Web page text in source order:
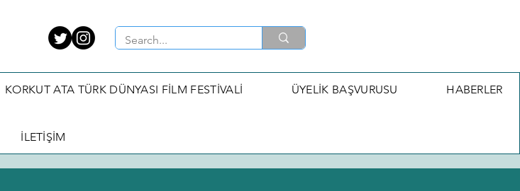
KORKUT ATA TÜRK DÜNYASI FİLM FESTİVALİ ÜYELİK BAŞVURUSU HABERLER
İLETİŞİM